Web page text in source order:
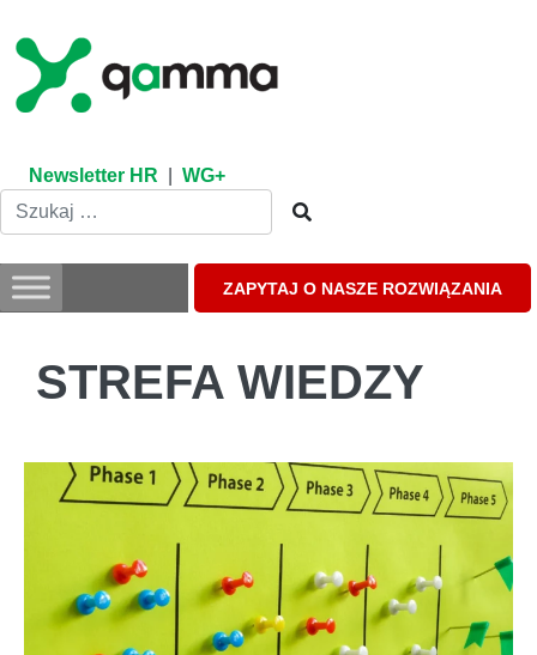
content
Newsletter HR WG+
ZAPYTAJ O NASZE ROZWIĄZANIA
STREFA WIEDZY